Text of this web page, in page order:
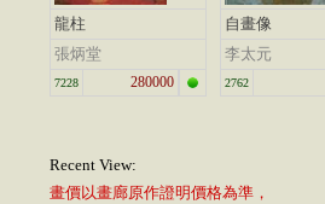
龍柱
張炳堂
7228 280000
自畫像
李太元
2762
Recent View:
畫價以畫廊原作證明價格為準，